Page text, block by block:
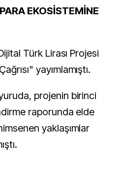
EKOSİSTEMİNE
Türk Lirası Projesi
yayımlamıştı.
projenin birinci
raporunda elde
yaklaşımlar